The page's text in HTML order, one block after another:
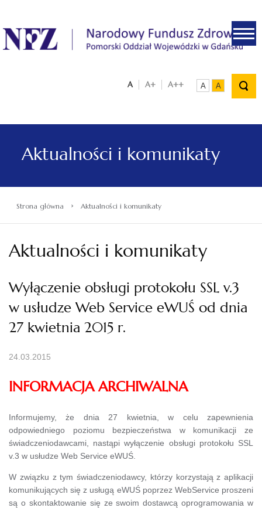
.
A A+ A++ A A
Aktualności i komunikaty
Strona główna › Aktualności i komunikaty
Aktualności i komunikaty
Wyłączenie obsługi protokołu SSL v.3
w usłudze Web Service eWUŚ od dnia
27 kwietnia 2015 r.
24.03.2015
INFORMACJA ARCHIWALNA
Informujemy, że dnia 27 kwietnia, w celu zapewnienia
odpowiedniego poziomu bezpieczeństwa w komunikacji ze
świadczeniodawcami, nastąpi wyłączenie obsługi protokołu SSL
v.3 w usłudze Web Service eWUŚ.
W związku z tym świadczeniodawcy, którzy korzystają z aplikacji
komunikujących się z usługą eWUŚ poprzez WebService proszeni
są o skontaktowanie się ze swoim dostawcą oprogramowania w